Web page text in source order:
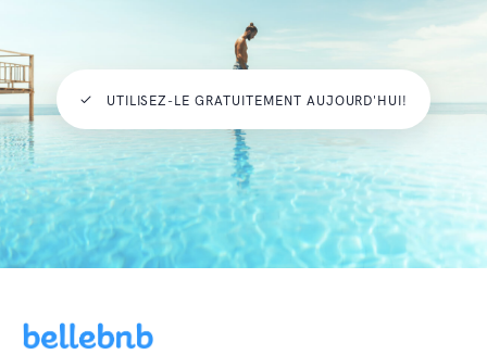
UTILISEZ-LE GRATUITEMENT AUJOURD'HUI!